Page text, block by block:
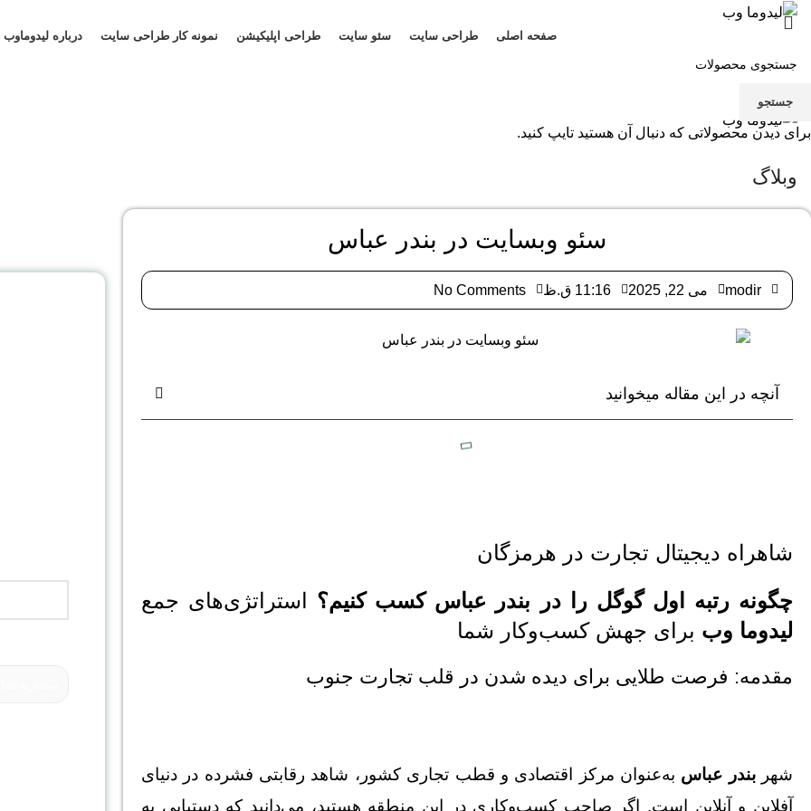
صفحه اصلی طراحی سایت سئو سایت طراحی اپلیکیشن نمونه کار طراحی سایت درباره لیدوماوب
وبلاگ
سئو وبسایت در بندر عباس
modir می 22, 2025 11:16 ق.ظ No Comments
آنچه در این مقاله میخوانید
شاهراه دیجیتال تجارت در هرمزگان
چگونه رتبه اول گوگل را در بندر عباس کسب کنیم؟ استراتژی‌های جمع
لیدوما وب برای جهش کسب‌وکار شما
مقدمه: فرصت طلایی برای دیده شدن در قلب تجارت جنوب
شهربندر عباس به‌عنوان مرکز اقتصادی و قطب تجاری کشور، شاهد رقابتی فشرده در دنیای
آفلاین و آنلاین است. اگر صاحب کسب‌وکاری در این منطقه هستید، می‌دانید که دستیابی به
جستجو
برای دیدن محصولاتی که دنبال آن هستید تایپ کنید.